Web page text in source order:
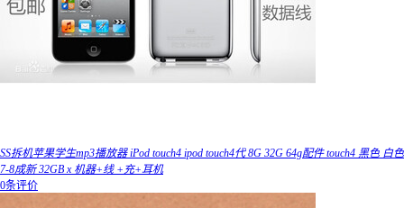
SS拆机苹果学生mp3播放器 iPod touch4 ipod touch4代 8G 32G 64g配件 touch4 黑色 白色
7-8成新 32GB x 机器+线 +充+耳机
0条评价